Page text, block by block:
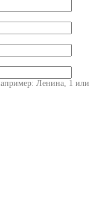
Ленина, 1 или